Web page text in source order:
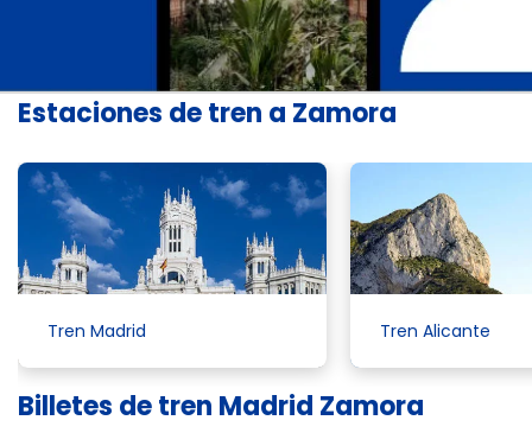
Estaciones de tren a Zamora
Tren Madrid Tren Alicante
Billetes de tren Madrid Zamora